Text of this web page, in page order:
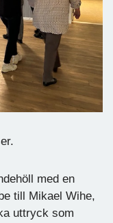
med en
till Mikael Wihe,
uttryck som